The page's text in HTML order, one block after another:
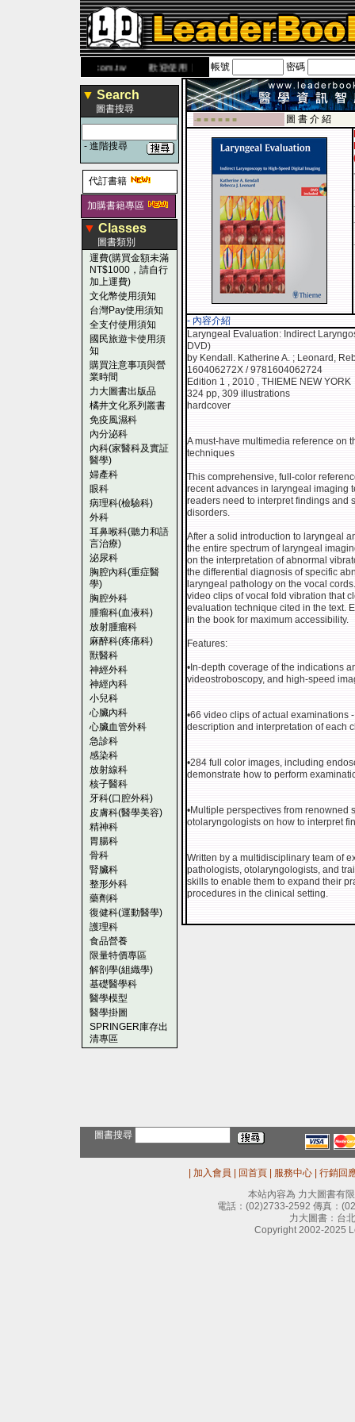
www.leaderbook.com.tw歡迎使用 國民旅遊卡！！
帳號 密碼
▼ Search
圖書搜尋
- 進階搜尋
代訂書籍
加購書籍專區
▼ Classes
圖書類別
運費(購買金額未滿
NT$1000，請自行
加上運費)
文化幣使用須知
台灣Pay使用須知
全支付使用須知
國民旅遊卡使用須
知
購買注意事項與營
業時間
力大圖書出版品
橘井文化系列叢書
免疫風濕科
內分泌科
內科(家醫科及實証
醫學)
婦產科
眼科
病理科(檢驗科)
外科
耳鼻喉科(聽力和語
言治療)
泌尿科
胸腔內科(重症醫
學)
胸腔外科
腫瘤科(血液科)
放射腫瘤科
麻醉科(疼痛科)
獸醫科
神經外科
神經內科
小兒科
心臟內科
心臟血管外科
急診科
感染科
放射線科
核子醫科
牙科(口腔外科)
皮膚科(醫學美容)
精神科
胃腸科
骨科
腎臟科
整形外科
藥劑科
復健科(運動醫學)
護理科
食品營養
限量特價專區
解剖學(組織學)
基礎醫學科
醫學模型
醫學掛圖
SPRINGER庫存出
清專區
-■ ■ ■ ■ ■ ■
圖 書 介 紹
- 內容介紹
Laryngeal Evaluation: Indirect
DVD)
by Kendall. Katherine A. ; Leonard,
160406272X / 9781604062724
Edition 1 , 2010 , THIEME NEW YORK
324 pp, 309 illustrations
hardcover
A must-have multimedia reference on
techniques
This comprehensive, full-color
recent advances in laryngeal imaging
readers need to interpret findings and
disorders.
After a solid introduction to laryngeal
the entire spectrum of laryngeal
on the interpretation of abnormal
the differential diagnosis of specific
laryngeal pathology on the vocal
video clips of vocal fold vibration that
evaluation technique cited in the text.
in the book for maximum accessibility.
Features:
•In-depth coverage of the indications
videostroboscopy, and high-speed
•66 video clips of actual examinations
description and interpretation of each
•284 full color images, including
demonstrate how to perform
•Multiple perspectives from
otolaryngologists on how to interpret
Written by a multidisciplinary team of
pathologists, otolaryngologists, and
skills to enable them to expand their
procedures in the clinical setting.
圖書搜尋
加入會員 回首頁 服務中心
行銷回
本站內容為 力大圖書有
電話： (02)2733-2592 傳真：
力大圖書：台
Copyright 2002-2025